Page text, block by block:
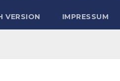
VERSION IMPRESSUM